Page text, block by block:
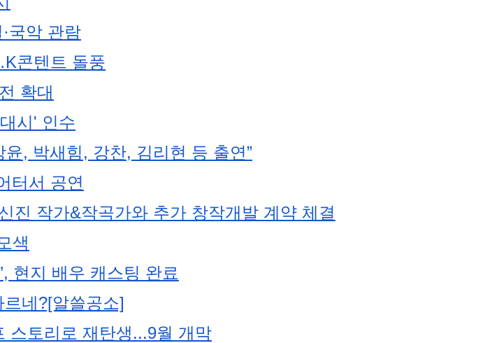
국악 관람
콘텐트 돌풍
확대
시' 인수
, 박새힘, 강찬, 김리현 등 출연”
터서 공연
진 작가&작곡가와 추가 창작개발 계약 체결
색
현지 배우 캐스팅 완료
네?[알쓸공소]
스토리로 재탄생...9월 개막